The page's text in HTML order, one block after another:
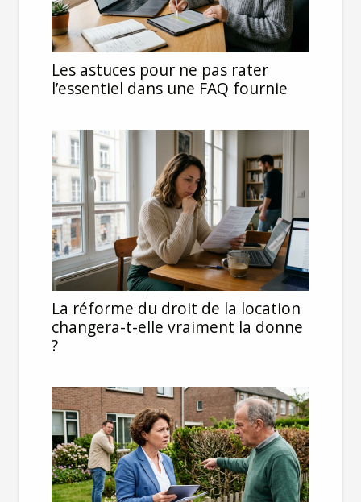
Les astuces pour ne pas rater
l’essentiel dans une FAQ fournie
La réforme du droit de la location
changera-t-elle vraiment la donne
?